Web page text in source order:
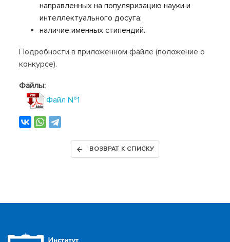
направленных на популяризацию науки и
интеллектуального досуга;
наличие именных стипендий.
Подробности в приложенном файле (положение о
конкурсе).
Файлы:
Файл №1
ВОЗВРАТ К СПИСКУ